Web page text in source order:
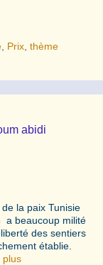
Prix ,thème
abidi
la paix Tunisie
a beaucoup milité
des sentiers
établie.
plus